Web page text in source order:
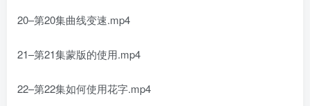
20–第20集曲线变速.mp4
21–第21集蒙版的使用.mp4
22–第22集如何使用花字.mp4